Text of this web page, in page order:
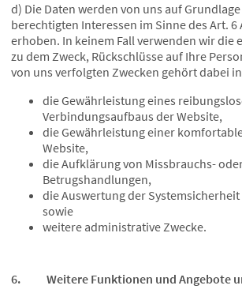
d) Die Daten werden von uns auf
berechtigten Interessen im Sinne des Art. 6
erhoben. In keinem Fall verwenden wir die
zu dem Zweck, Rückschlüsse auf Ihre
von uns verfolgten Zwecken gehört dabei
die Gewährleistung eines
Verbindungsaufbaus der Website,
die Gewährleistung einer
Website,
die Aufklärung von Missbrauchs-
Betrugshandlungen,
die Auswertung der
sowie
weitere administrative Zwecke.
6. Weitere Funktionen und Angebote